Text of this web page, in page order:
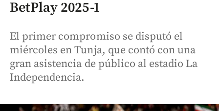
BetPlay 2025-1
El primer compromiso se disputó el
miércoles en Tunja, que contó con una
gran asistencia de público al estadio La
Independencia.